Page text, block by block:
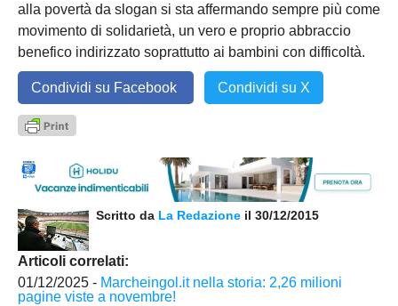
alla povertà da slogan si sta affermando sempre più come
movimento di solidarietà, un vero e proprio abbraccio
benefico indirizzato soprattutto ai bambini con difficoltà.
Condividi su Facebook Condividi su X
Scritto da La Redazione il 30/12/2015
Articoli correlati:
01/12/2025 - Marcheingol.it nella storia: 2,26 milioni
pagine viste a novembre!